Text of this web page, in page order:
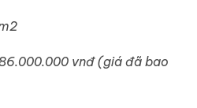
vnđ (giá đã bao